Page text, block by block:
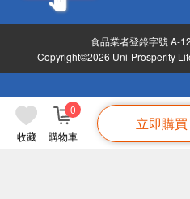
收藏 購物車
0
立即購買
食品業者登錄字號 A-
Copyright©2026 Uni-Prosperity